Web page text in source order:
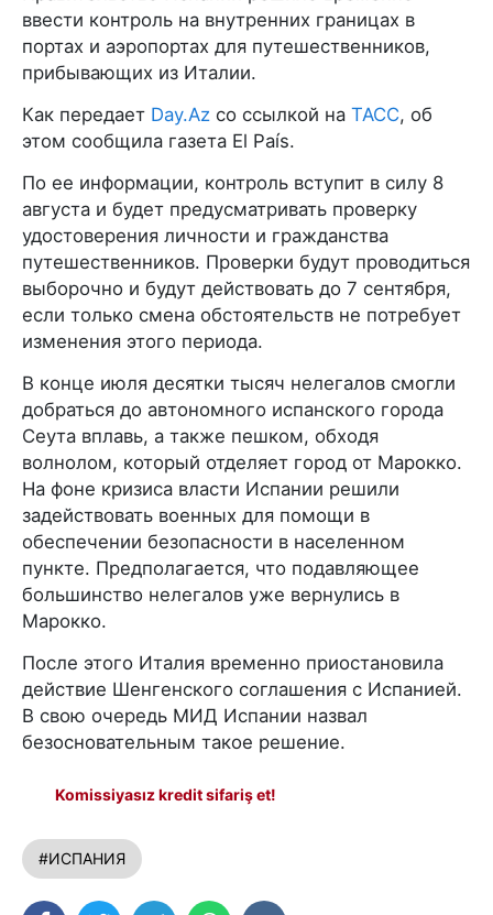
ввести контроль на внутренних границах в
портах и аэропортах для путешественников,
прибывающих из Италии.
Как передает Day.Az со ссылкой на ТАСС, об
этом сообщила газета El País.
По ее информации, контроль вступит в силу 8
августа и будет предусматривать проверку
удостоверения личности и гражданства
путешественников. Проверки будут проводиться
выборочно и будут действовать до 7 сентября,
если только смена обстоятельств не потребует
изменения этого периода.
В конце июля десятки тысяч нелегалов смогли
добраться до автономного испанского города
Сеута вплавь, а также пешком, обходя
волнолом, который отделяет город от Марокко.
На фоне кризиса власти Испании решили
задействовать военных для помощи в
обеспечении безопасности в населенном
пункте. Предполагается, что подавляющее
большинство нелегалов уже вернулись в
Марокко.
После этого Италия временно приостановила
действие Шенгенского соглашения с Испанией.
В свою очередь МИД Испании назвал
безосновательным такое решение.
Komissiyasız kredit sifariş et!
#ИСПАНИЯ